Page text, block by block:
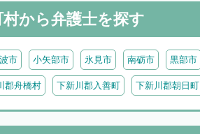
から弁護士を探す
市 小矢部市 氷見市 南砺市 黒部市
郡舟橋村 下新川郡入善町 下新川郡朝日町